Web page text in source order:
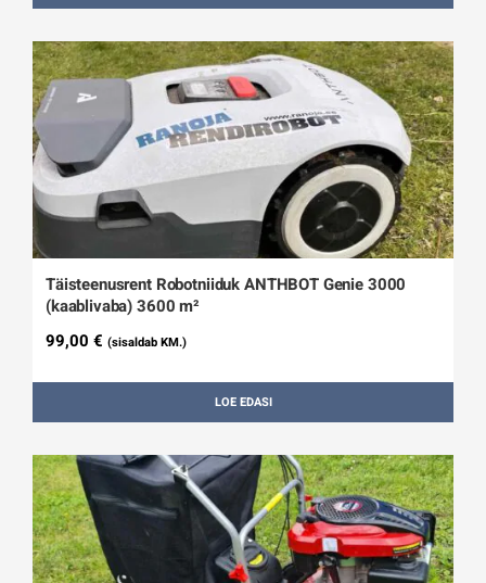
Täisteenusrent Robotniiduk ANTHBOT Genie 3000
(kaablivaba) 3600 m²
99,00 € (sisaldab KM.)
LOE EDASI